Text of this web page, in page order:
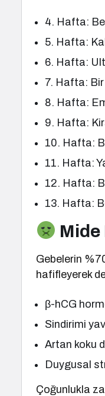
4. Hafta:
5. Hafta:
6. Hafta:
7. Hafta: Bir
8. Hafta:
9. Hafta:
10. Hafta:
11. Hafta:
12. Hafta:
13. Hafta:
Mide
Gebelerin
hafifleyerek
β-hCG
Sindirimi
Artan koku
Duygusal
Çoğunlukla